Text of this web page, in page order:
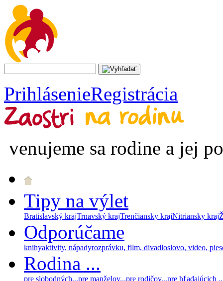
PrihlásenieRegistrácia
venujeme sa rodine a jej
Tipy na výlet
Bratislavský krajTrnavský krajTrenčiansky krajNitriansky kraj
Odporúčame
knihyaktivity, nápadyrozprávku, film, divadloslovo, video,
Rodina ...
pre slobodných...pre manželov...pre rodičov...pre hľadajúcich